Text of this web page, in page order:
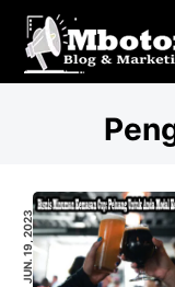
Langsung
JUN. 19, 2023